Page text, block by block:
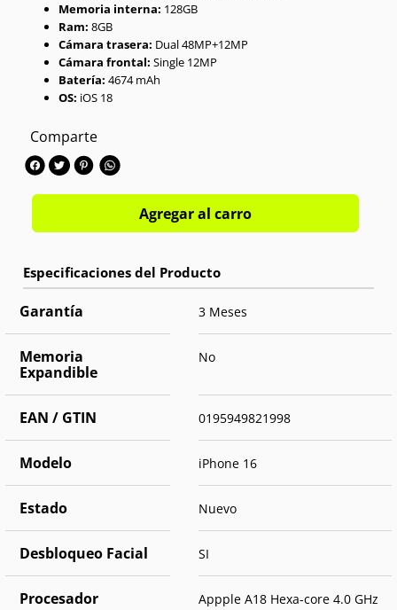
Memoria interna: 128GB
Ram: 8GB
Cámara trasera: Dual 48MP+12MP
Cámara frontal: Single 12MP
Batería: 4674 mAh
OS: iOS 18
Comparte
Agregar al carro
Garantía 3 Meses
Memoria
Expandible
No
EAN / GTIN 0195949821998
Modelo iPhone 16
Estado Nuevo
Desbloqueo Facial SI
Procesador Appple A18 Hexa-core 4.0 GHz
10 Audífonos